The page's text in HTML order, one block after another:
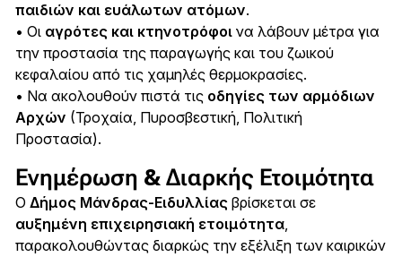
παιδιών και ευάλωτων ατόμων.
• Οι αγρότες και κτηνοτρόφοι να λάβουν μέτρα για
την προστασία της παραγωγής και του ζωικού
κεφαλαίου από τις χαμηλές θερμοκρασίες.
• Να ακολουθούν πιστά τις οδηγίες των αρμόδιων
Αρχών (Τροχαία, Πυροσβεστική, Πολιτική
Προστασία).
Ενημέρωση & Διαρκής Ετοιμότητα
Ο Δήμος Μάνδρας-Ειδυλλίας βρίσκεται σε
αυξημένη επιχειρησιακή ετοιμότητα,
παρακολουθώντας διαρκώς την εξέλιξη των καιρικών